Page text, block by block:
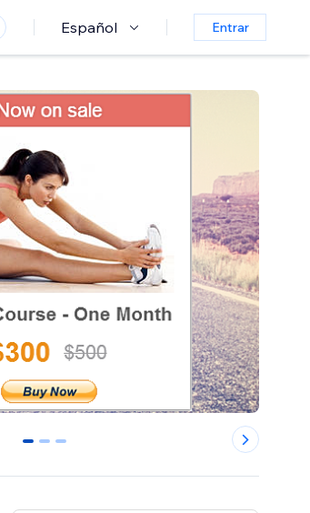
Español Entrar
0 1 2